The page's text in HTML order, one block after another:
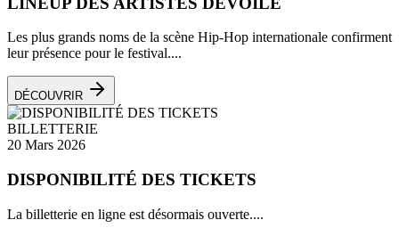
Les plus grands noms de la scène Hip-Hop internationale confirment
leur présence pour le festival....
DÉCOUVRIR
BILLETTERIE
20 Mars 2026
DISPONIBILITÉ DES TICKETS
La billetterie en ligne est désormais ouverte....